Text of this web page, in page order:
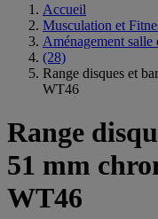
Accueil
Musculation et
Aménagement
(28)
Range disques et
WT46
Range
51 mm
WT46